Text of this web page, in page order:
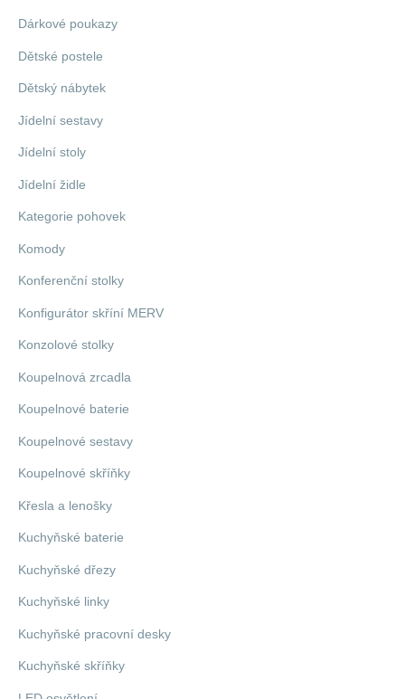
Dárkové poukazy
Dětské postele
Dětský nábytek
Jídelní sestavy
Jídelní stoly
Jídelní židle
Kategorie pohovek
Komody
Konferenční stolky
Konfigurátor skříní MERV
Konzolové stolky
Koupelnová zrcadla
Koupelnové baterie
Koupelnové sestavy
Koupelnové skříňky
Křesla a lenošky
Kuchyňské baterie
Kuchyňské dřezy
Kuchyňské linky
Kuchyňské pracovní desky
Kuchyňské skříňky